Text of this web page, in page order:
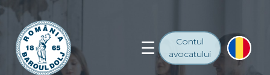
Contul
avocatului